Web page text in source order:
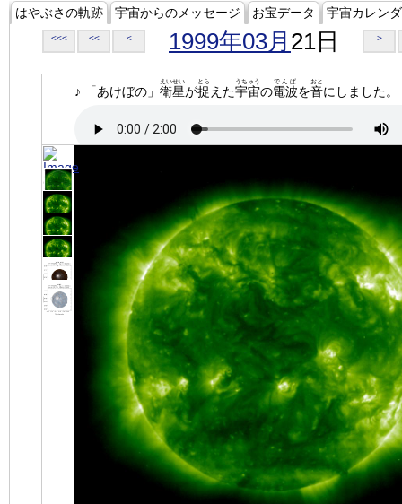
はやぶさの軌跡 宇宙からのメッセージ お宝データ 宇宙カレン
<<< << < 1999年03月 21日 >
♪ 「あけぼの」 衛星
えいせい
が捉
とら
えた宇宙
うちゅう
の電波
でんぱ
を音
おと
にしました。